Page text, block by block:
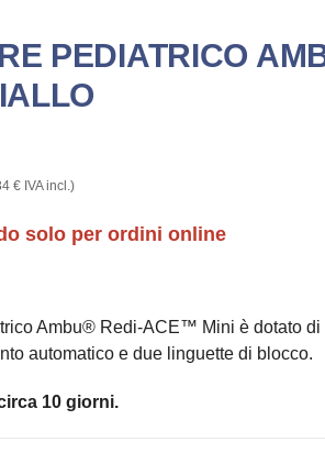
PEDIATRICO
€IVA incl.)
solo per ordini online
Ambu® Redi-ACE™ Mini è dotato
automatico e due linguette di blocco.
10 giorni.